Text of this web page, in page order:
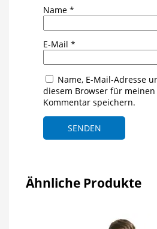
Name *
E-Mail *
Name, E-Mail-Adresse
diesem Browser für
Kommentar speichern.
Ähnliche Produkte